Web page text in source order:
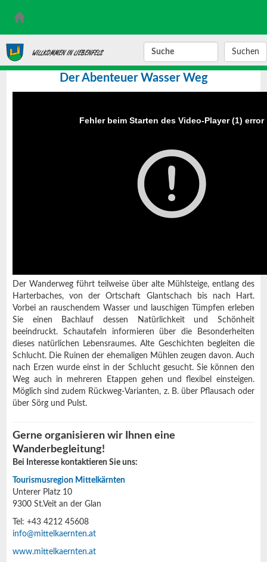
WILLKOMMEN IN LIEBENFELS SUCHBEGRIFF
Der Abenteuer Wasser Weg
Der Wanderweg führt teilweise über alte Mühlsteige, entlang des
Harterbaches, von der Ortschaft Glantschach bis nach Hart.
Vorbei an rauschendem Wasser und lauschigen Tümpfen erleben
Sie einen Bachlauf dessen Natürlichkeit und Schönheit
beeindruckt. Schautafeln informieren über die Besonderheiten
dieses natürlichen Lebensraumes. Alte Geschichten begleiten die
Schlucht. Die Ruinen der ehemaligen Mühlen zeugen davon. Auch
nach Erzen wurde einst in der Schlucht gesucht. Sie können den
Weg auch in mehreren Etappen gehen und flexibel einsteigen.
Möglich sind zudem Rückweg-Varianten, z. B. über Pflausach oder
über Sörg und Pulst.
Gerne organisieren wir Ihnen eine
Wanderbegleitung!
Bei Interesse kontaktieren Sie uns:
Tourismusregion Mittelkärnten
Unterer Platz 10
9300 St.Veit an der Glan
Tel: +43 4212 45608
info@mittelkaernten.at
www.mittelkaernten.at